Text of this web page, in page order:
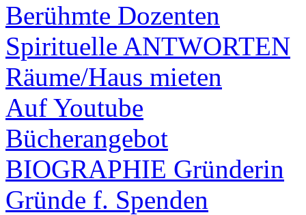
Berühmte Dozenten
Spirituelle ANTWORTEN
Räume/Haus mieten
Auf Youtube
Bücherangebot
BIOGRAPHIE Gründerin
Gründe f. Spenden